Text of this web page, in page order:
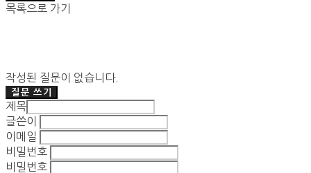
목록으로 가기
작성된 질문이 없습니다.
질문 쓰기
제목
글쓴이
이메일
비밀번호
비밀번호